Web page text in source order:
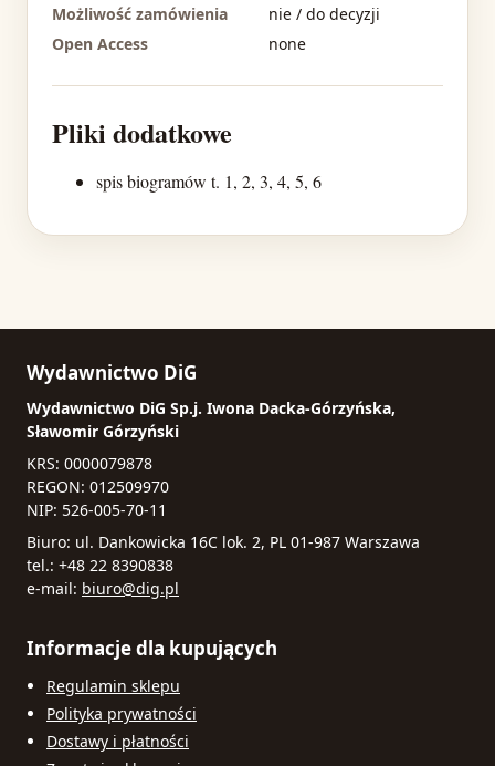
Możliwość zamówienia
nie / do decyzji
Open Access
none
Pliki dodatkowe
spis biogramów t. 1, 2, 3, 4, 5, 6
Wydawnictwo DiG
Wydawnictwo DiG Sp.j. Iwona Dacka-Górzyńska,
Sławomir Górzyński
KRS: 0000079878
REGON: 012509970
NIP: 526-005-70-11
Biuro: ul. Dankowicka 16C lok. 2, PL 01-987 Warszawa
tel.: +48 22 8390838
e-mail: biuro@dig.pl
Informacje dla kupujących
Regulamin sklepu
Polityka prywatności
Dostawy i płatności